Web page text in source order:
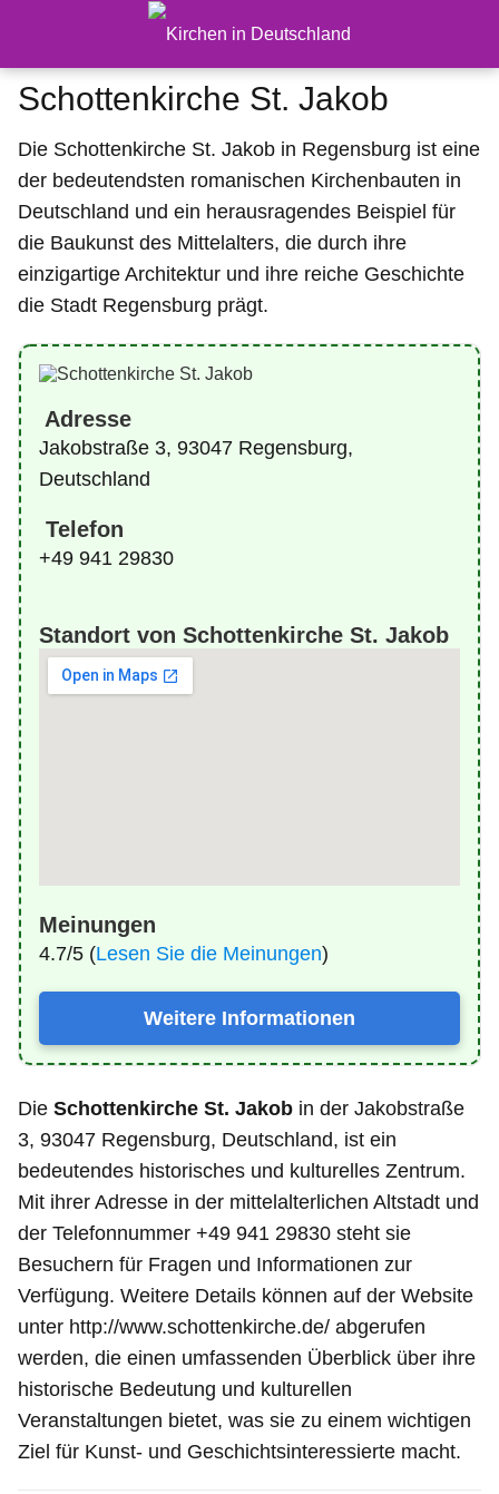
Schottenkirche St. Jakob
Die Schottenkirche St. Jakob in Regensburg ist eine
der bedeutendsten romanischen Kirchenbauten in
Deutschland und ein herausragendes Beispiel für
die Baukunst des Mittelalters, die durch ihre
einzigartige Architektur und ihre reiche Geschichte
die Stadt Regensburg prägt.
Adresse
Jakobstraße 3, 93047 Regensburg,
Deutschland
Telefon
+49 941 29830
Standort von Schottenkirche St. Jakob
Meinungen
4.7/5 (Lesen Sie die Meinungen)
Weitere Informationen
Die Schottenkirche St. Jakob in der Jakobstraße
3, 93047 Regensburg, Deutschland, ist ein
bedeutendes historisches und kulturelles Zentrum.
Mit ihrer Adresse in der mittelalterlichen Altstadt und
der Telefonnummer +49 941 29830 steht sie
Besuchern für Fragen und Informationen zur
Verfügung. Weitere Details können auf der Website
unter http://www.schottenkirche.de/ abgerufen
werden, die einen umfassenden Überblick über ihre
historische Bedeutung und kulturellen
Veranstaltungen bietet, was sie zu einem wichtigen
Ziel für Kunst- und Geschichtsinteressierte macht.